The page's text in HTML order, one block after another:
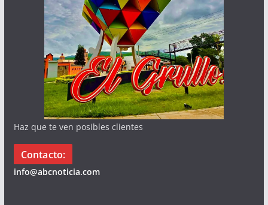
Haz que te ven posibles clientes
Contacto:
info@abcnoticia.com